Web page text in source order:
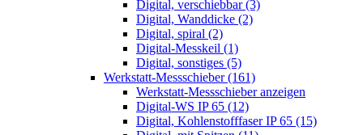
Digital, verschiebbar (3)
Digital, Wanddicke (2)
Digital, spiral (2)
Digital-Messkeil (1)
Digital, sonstiges (5)
Werkstatt-Messschieber (161)
Werkstatt-Messschieber anzeigen
Digital-WS IP 65 (12)
Digital, Kohlenstofffaser IP 65 (15)